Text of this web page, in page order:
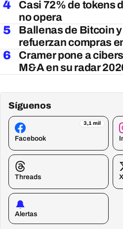
4
Casi 72% de tokens
no opera
5
Ballenas de Bitcoin
refuerzan compras
6
Cramer pone a
M&A en su radar
Síguenos
3,1 mil
Facebook
Threads X
Alertas